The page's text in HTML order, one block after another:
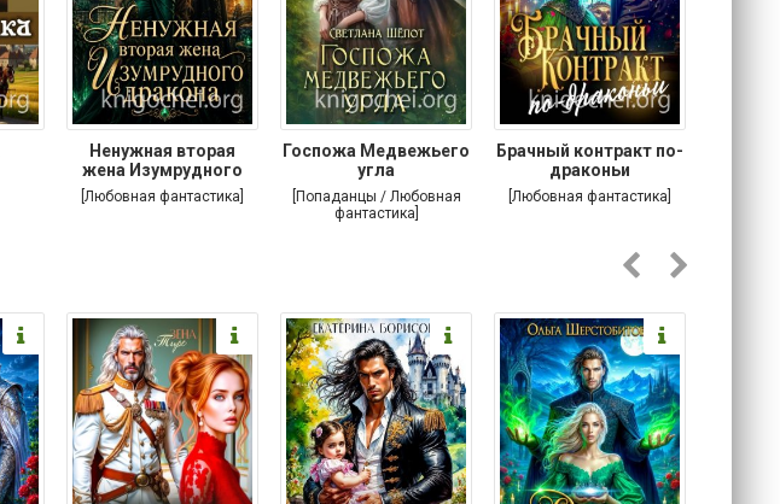
Ненужная вторая
жена Изумрудного
дракона
[Любовная фантастика]
Госпожа Медвежьего
угла
[Попаданцы / Любовная
фантастика]
Брачный контракт по-
драконьи
[Любовная фантастика]